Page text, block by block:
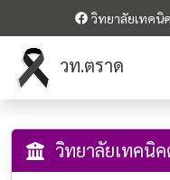
วิทยาลัยเทคนิ
วท.ตราด
วิทยาลัยเทคนิ